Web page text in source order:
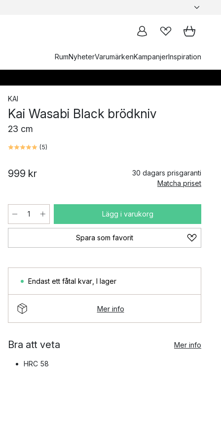
RumNyheterVarumärkenKampanjerInspiration
KAI
Kai Wasabi Black brödkniv
23 cm
(5)
999 kr
30 dagars prisgaranti
Matcha priset
Lägg i varukorg
Spara som favorit
Endast ett fåtal kvar I lager
Mer info
Bra att veta Mer info
HRC 58